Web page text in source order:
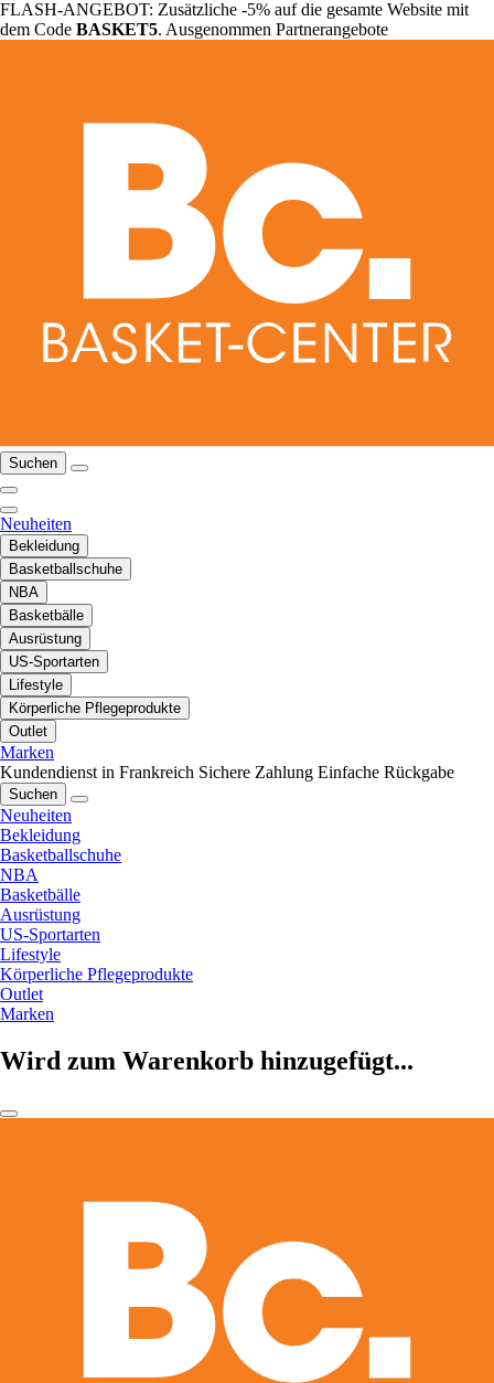
FLASH-ANGEBOT: Zusätzliche -5% auf die gesamte Website mit
dem Code BASKET5. Ausgenommen Partnerangebote
Suchen
Neuheiten
Bekleidung
Basketballschuhe
NBA
Basketbälle
Ausrüstung
US-Sportarten
Lifestyle
Körperliche Pflegeprodukte
Outlet
Marken
Kundendienst in Frankreich Sichere Zahlung Einfache Rückgabe
Suchen
Neuheiten
Bekleidung
Basketballschuhe
NBA
Basketbälle
Ausrüstung
US-Sportarten
Lifestyle
Körperliche Pflegeprodukte
Outlet
Marken
Wird zum Warenkorb hinzugefügt...